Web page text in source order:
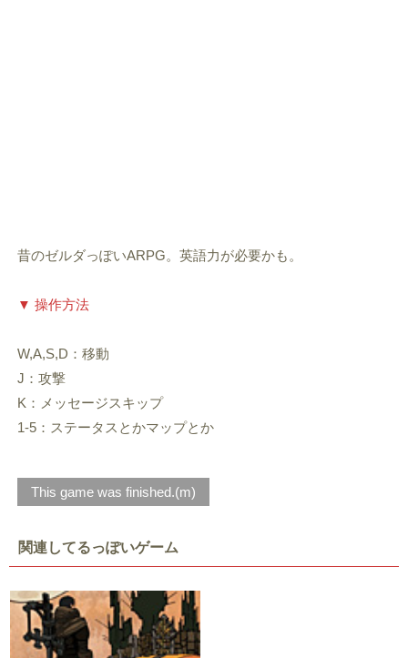
昔のゼルダっぽいARPG。英語力が必要かも。
▼ 操作方法
W,A,S,D：移動
J：攻撃
K：メッセージスキップ
1-5：ステータスとかマップとか
This game was finished.(m)
関連してるっぽいゲーム